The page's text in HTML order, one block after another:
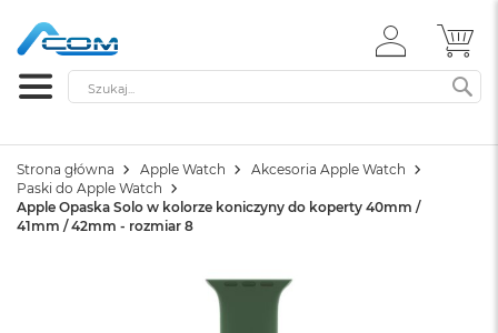
ZALOGUJ
SIĘ
Szukaj
Strona główna Apple Watch
Akcesoria Apple Watch
Paski do Apple Watch
Apple Opaska Solo w kolorze koniczyny do koperty 40mm /
41mm / 42mm - rozmiar 8